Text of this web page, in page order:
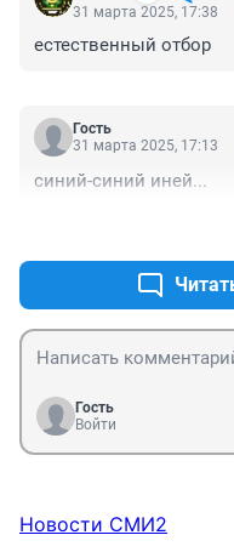
31 марта 2025, 17:38
естественный отбор
Гость
31 марта 2025, 17:13
синий-синий иней...
Гость
Войти
Новости СМИ2